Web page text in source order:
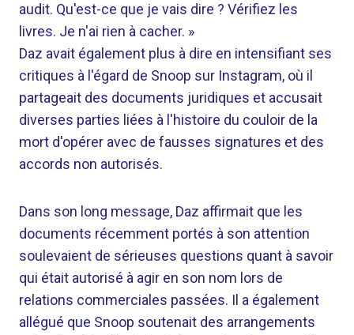
audit. Qu'est-ce que je vais dire ? Vérifiez les
livres. Je n'ai rien à cacher. »
Daz avait également plus à dire en intensifiant ses
critiques à l'égard de Snoop sur Instagram, où il
partageait des documents juridiques et accusait
diverses parties liées à l'histoire du couloir de la
mort d'opérer avec de fausses signatures et des
accords non autorisés.
Dans son long message, Daz affirmait que les
documents récemment portés à son attention
soulevaient de sérieuses questions quant à savoir
qui était autorisé à agir en son nom lors de
relations commerciales passées. Il a également
allégué que Snoop soutenait des arrangements